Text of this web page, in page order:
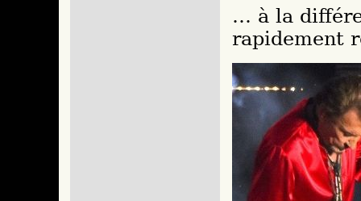
… à la
rapidement